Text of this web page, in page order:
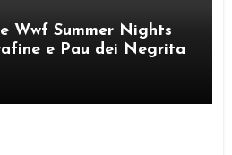
Wwf Summer Nights
e Pau dei Negrita